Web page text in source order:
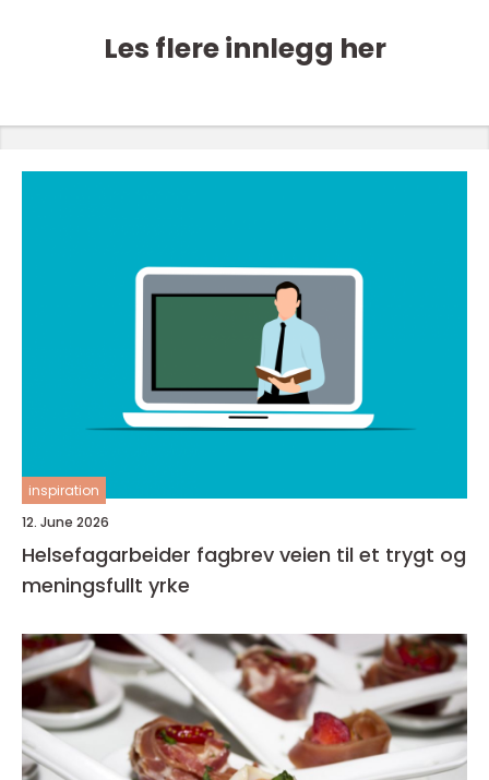
Les flere innlegg her
inspiration
12. June 2026
Helsefagarbeider fagbrev veien til et trygt og
meningsfullt yrke